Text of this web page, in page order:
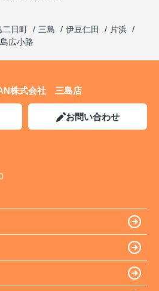
二日町 三島 伊豆仁田
片浜
広小路
株式会社 三島店
お問い合わせ